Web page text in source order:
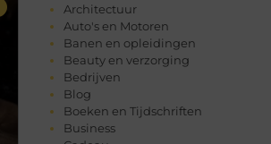
Architectuur
Auto's en Motoren
Banen en opleidingen
Beauty en verzorging
Bedrijven
Blog
Boeken en Tijdschriften
Business